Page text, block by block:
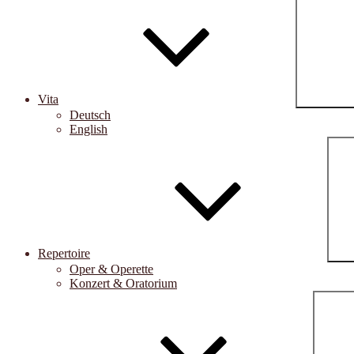
Vita
Deutsch
English
Repertoire
Oper & Operette
Konzert & Oratorium